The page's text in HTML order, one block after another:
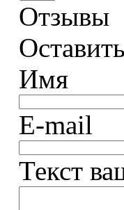
Отзывы
Имя
E-mail
Текст